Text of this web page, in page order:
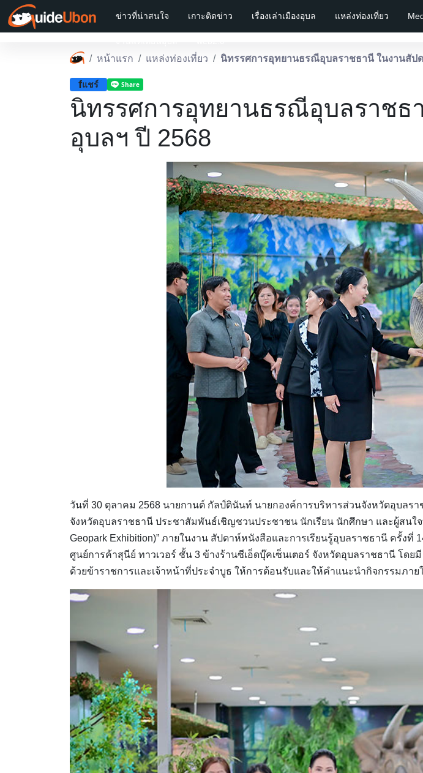
ข่าวที่น่าสนใจ เกาะติดข่าว เรื่องเล่าเมืองอุบล แหล่งท่องเที่ยว
หน้าแรก แหล่งท่องเที่ยว นิทรรศการอุทยานธรณีอุบลราชธานี ในงานสัป
fแชร์
นิทรรศการอุทยานธรณีอุบลราชธ
อุบลฯ ปี 2568
วันที่ 30 ตุลาคม 2568 นายกานต์ กัลป์ตินันท์ นายกองค์การบริหารส่วนจังหวัดอุบล
จังหวัดอุบลราชธานี ประชาสัมพันธ์เชิญชวนประชาชน นักเรียน นักศึกษา และผู้สน
Geopark Exhibition)” ภายในงาน สัปดาห์หนังสือและการเรียนรู้อุบลราชธานี ครั้ง
ศูนย์การค้าสุนีย์ ทาวเวอร์ ชั้น 3 ข้างร้านซีเอ็ดบุ๊คเซ็นเตอร์ จังหวัดอุบลราชธานี โ
ด้วยข้าราชการและเจ้าหน้าที่ประจำบูธ ให้การต้อนรับและให้คำแนะนำกิจกรรมภาย